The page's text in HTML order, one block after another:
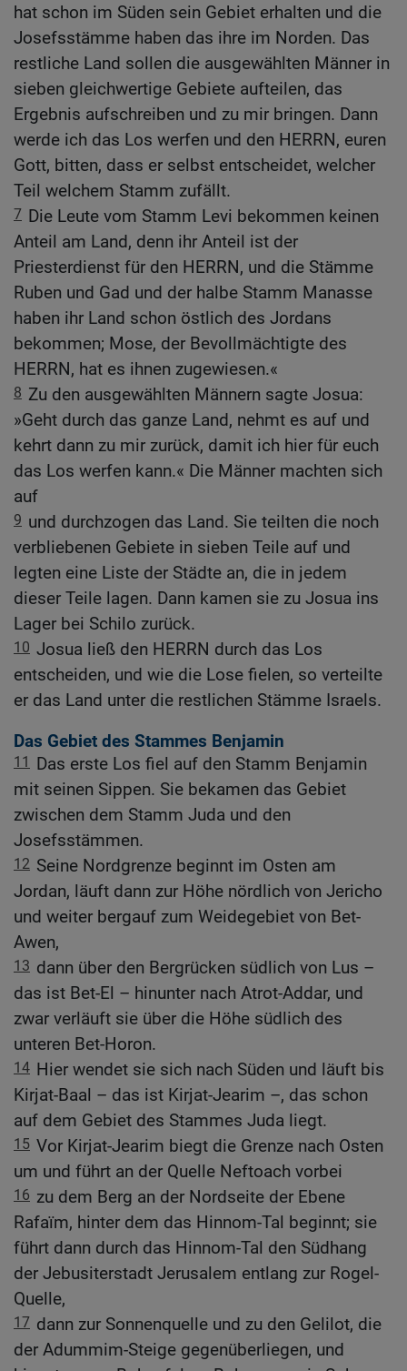
hat schon im Süden sein Gebiet erhalten und die
Josefsstämme haben das ihre im Norden. Das
restliche Land sollen die ausgewählten Männer in
sieben gleichwertige Gebiete aufteilen, das
Ergebnis aufschreiben und zu mir bringen. Dann
werde ich das Los werfen und den HERRN, euren
Gott, bitten, dass er selbst entscheidet, welcher
Teil welchem Stamm zufällt.
7 Die Leute vom Stamm Levi bekommen keinen
Anteil am Land, denn ihr Anteil ist der
Priesterdienst für den HERRN, und die Stämme
Ruben und Gad und der halbe Stamm Manasse
haben ihr Land schon östlich des Jordans
bekommen; Mose, der Bevollmächtigte des
HERRN, hat es ihnen zugewiesen.«
8 Zu den ausgewählten Männern sagte Josua:
»Geht durch das ganze Land, nehmt es auf und
kehrt dann zu mir zurück, damit ich hier für euch
das Los werfen kann.« Die Männer machten sich
auf
9 und durchzogen das Land. Sie teilten die noch
verbliebenen Gebiete in sieben Teile auf und
legten eine Liste der Städte an, die in jedem
dieser Teile lagen. Dann kamen sie zu Josua ins
Lager bei Schilo zurück.
10 Josua ließ den HERRN durch das Los
entscheiden, und wie die Lose fielen, so verteilte
er das Land unter die restlichen Stämme Israels.
Das Gebiet des Stammes Benjamin
11
Das erste Los fiel auf den Stamm Benjamin
mit seinen Sippen. Sie bekamen das Gebiet
zwischen dem Stamm Juda und den
Josefsstämmen.
12 Seine Nordgrenze beginnt im Osten am
Jordan, läuft dann zur Höhe nördlich von Jericho
und weiter bergauf zum Weidegebiet von Bet-
Awen,
13 dann über den Bergrücken südlich von Lus –
das ist Bet-El – hinunter nach Atrot-Addar, und
zwar verläuft sie über die Höhe südlich des
unteren Bet-Horon.
14 Hier wendet sie sich nach Süden und läuft bis
Kirjat-Baal – das ist Kirjat-Jearim –, das schon
auf dem Gebiet des Stammes Juda liegt.
15 Vor Kirjat-Jearim biegt die Grenze nach Osten
um und führt an der Quelle Neftoach vorbei
16 zu dem Berg an der Nordseite der Ebene
Rafaïm, hinter dem das Hinnom-Tal beginnt; sie
führt dann durch das Hinnom-Tal den Südhang
der Jebusiterstadt Jerusalem entlang zur Rogel-
Quelle,
17 dann zur Sonnenquelle und zu den Gelilot, die
der Adummim-Steige gegenüberliegen, und